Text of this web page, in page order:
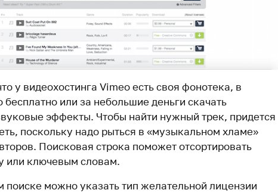
у видеохостинга Vimeo есть своя фонотека, в
или за небольшие деньги скачать
эффекты. Чтобы найти нужный трек, придется
поскольку надо рыться в «музыкальном хламе»
Поисковая строка поможет отсортировать
или ключевым словам.
поиске можно указать тип желательной лицензии